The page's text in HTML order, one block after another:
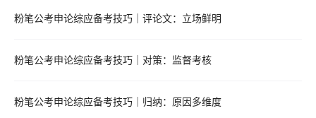
粉笔公考申论综应备考技巧｜评论文：立场鲜明
粉笔公考申论综应备考技巧｜对策：监督考核
粉笔公考申论综应备考技巧｜归纳：原因多维度